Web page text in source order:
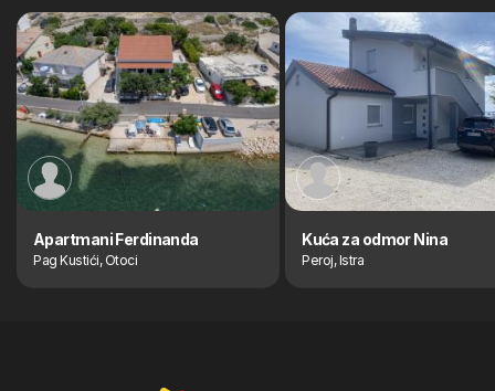
Apartmani Ferdinanda
Pag Kustići, Otoci
Kuća za odmor Nina
Peroj, Istra